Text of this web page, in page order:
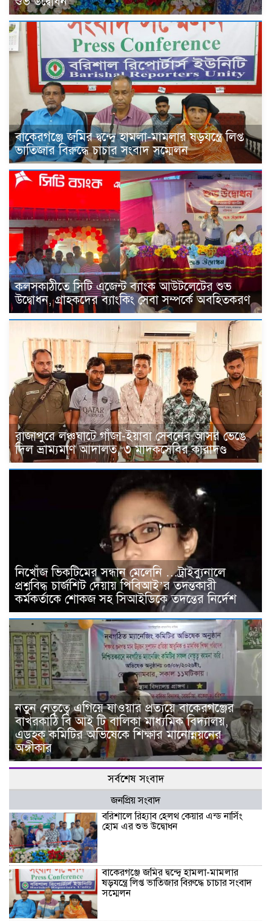
বাকেরগঞ্জে জমির দ্বন্দ্বে হামলা-মামলার ষড়যন্ত্রে লিপ্ত
ভাতিজার বিরুদ্ধে চাচার সংবাদ সম্মেলন
কলসকাঠীতে সিটি এজেন্ট ব্যাংক আউটলেটের শুভ
উদ্বোধন, গ্রাহকদের ব্যাংকিং সেবা সম্পর্কে অবহিতকরণ
রাজাপুরে লঞ্চঘাটে গাঁজা-ইয়াবা সেবনের আসর ভেঙে
দিল ভ্রাম্যমাণ আদালত, ৩ মাদকসেবির কারাদণ্ড
নিখোঁজ ভিকটিমের সন্ধান মেলেনি …ট্রাইব্যুনালে
প্রশ্নবিদ্ধ চার্জশিট দেয়ায় পিবিআই’র তদন্তকারী
কর্মকর্তাকে শোকজ সহ সিআইডিকে তদন্তের নির্দেশ
নতুন নেতৃত্বে এগিয়ে যাওয়ার প্রত্যয়ে বাকেরগঞ্জের
বাখরকাঠি বি আই টি বালিকা মাধ্যমিক বিদ্যালয়,
এডহক কমিটির অভিষেকে শিক্ষার মানোন্নয়নের
অঙ্গীকার
সর্বশেষ সংবাদ
জনপ্রিয় সংবাদ
বরিশালে রিহ্যাব হেলথ কেয়ার এন্ড নার্সিং
হোম এর শুভ উদ্বোধন
বাকেরগঞ্জে জমির দ্বন্দ্বে হামলা-মামলার
ষড়যন্ত্রে লিপ্ত ভাতিজার বিরুদ্ধে চাচার সংবাদ
সম্মেলন